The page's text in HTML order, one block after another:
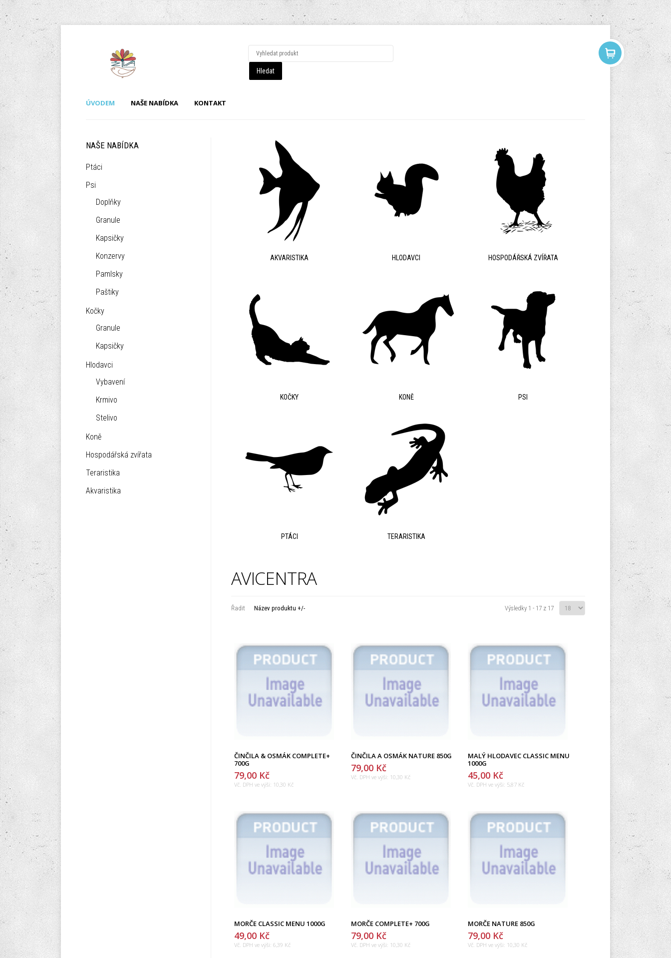
ÚVODEM NAŠE NABÍDKA KONTAKT
AKVARISTIKA HLODAVCI HOSPODÁŘSKÁ ZVÍŘATA
KOČKY KONĚ PSI
PTÁCI TERARISTIKA
AVICENTRA
Řadit Název produktu +/- Výsledky 1 - 17 z 17
ČINČILA & OSMÁK COMPLETE+
700G
79,00 Kč
Vč. DPH ve výši: 10,30 Kč
ČINČILA A OSMÁK NATURE 850G
79,00 Kč
Vč. DPH ve výši: 10,30 Kč
MALÝ HLODAVEC CLASSIC MENU
1000G
45,00 Kč
Vč. DPH ve výši: 5,87 Kč
MORČE CLASSIC MENU 1000G
49,00 Kč
Vč. DPH ve výši: 6,39 Kč
MORČE COMPLETE+ 700G
79,00 Kč
Vč. DPH ve výši: 10,30 Kč
MORČE NATURE 850G
79,00 Kč
Vč. DPH ve výši: 10,30 Kč
NAŠE NABÍDKA
Ptáci
Psi
Doplňky
Granule
Kapsičky
Konzervy
Pamlsky
Paštiky
Kočky
Granule
Kapsičky
Hlodavci
Vybavení
Krmivo
Stelivo
Koně
Hospodářská zvířata
Teraristika
Akvaristika
LOG IN
Pamatuj si mě
Zapomenuté heslo?